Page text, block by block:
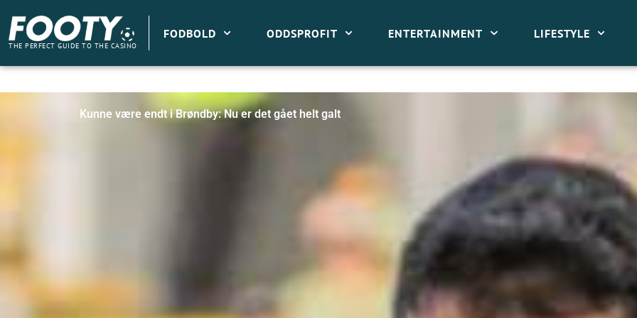
indholdet
THE PERFECT GUIDE TO THE CASINO
FODBOLD ODDSPROFIT ENTERTAINMENT LIFESTYLE
Kunne være endt i Brøndby: Nu er det gået helt galt